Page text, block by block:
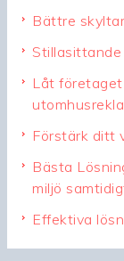
Bättre
Låt
Förstärk ditt
Bästa
miljö
Effektiva